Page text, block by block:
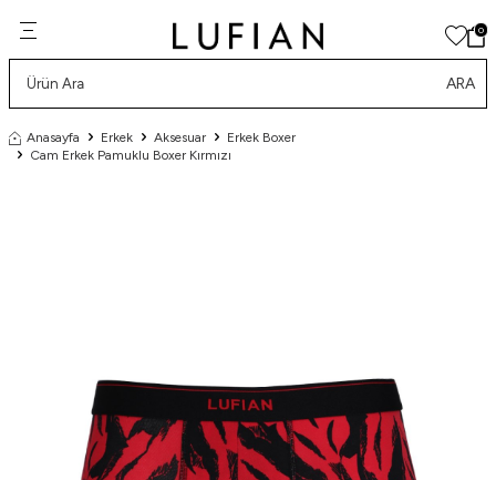
0
ARA
Anasayfa Erkek Aksesuar
Erkek Boxer
Cam Erkek Pamuklu Boxer Kırmızı